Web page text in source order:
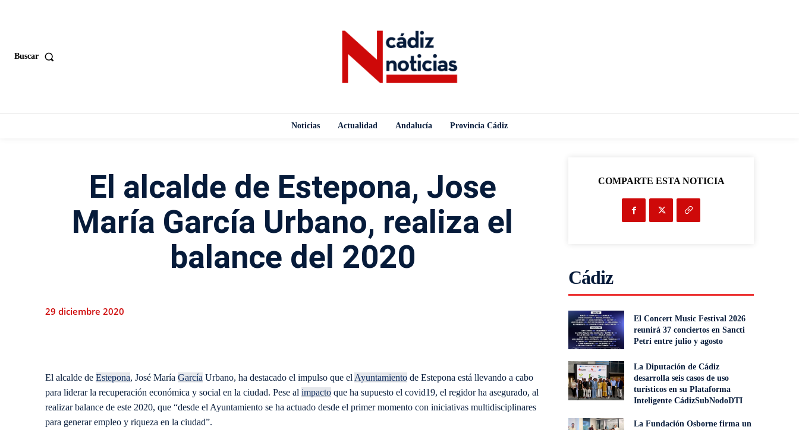
Buscar
Noticias Actualidad Andalucía Provincia Cádiz
El alcalde de Estepona, Jose
María García Urbano, realiza el
balance del 2020
29 diciembre 2020
El alcalde de Estepona, José María García Urbano, ha destacado el impulso que el Ayuntamiento de Estepona está llevando a cabo
para liderar la recuperación económica y social en la ciudad. Pese al impacto que ha supuesto el covid19, el regidor ha asegurado, al
realizar balance de este 2020, que “desde el Ayuntamiento se ha actuado desde el primer momento con iniciativas multidisciplinares
para generar empleo y riqueza en la ciudad”.
COMPARTE ESTA NOTICIA
Cádiz
El Concert Music Festival 2026
reunirá 37 conciertos en Sancti
Petri entre julio y agosto
La Diputación de Cádiz
desarrolla seis casos de uso
turísticos en su Plataforma
Inteligente CádizSubNodoDTI
La Fundación Osborne firma un